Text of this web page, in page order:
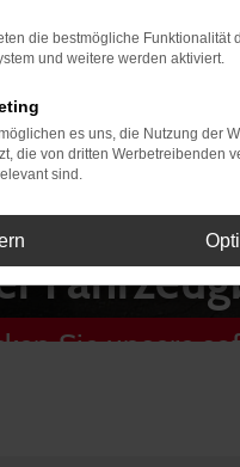
Sie unsere
die bestmögliche
und weitere werden aktiviert.
es uns, die Nutzung der
die von dritten Werbetreibenden
sind.